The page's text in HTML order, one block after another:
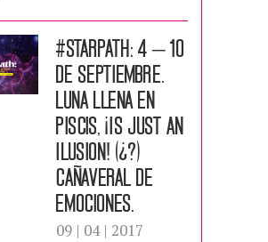
#STARPATH: 4 – 10
DE SEPTIEMBRE.
Luna llena en
Piscis, ¡Is Just an
Ilusion! (¿?)
Cañaveral de
emociones.
09 | 04 | 2017